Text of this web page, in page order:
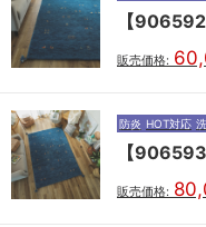
【
販売価格:
防炎 HOT対応
【
販売価格: